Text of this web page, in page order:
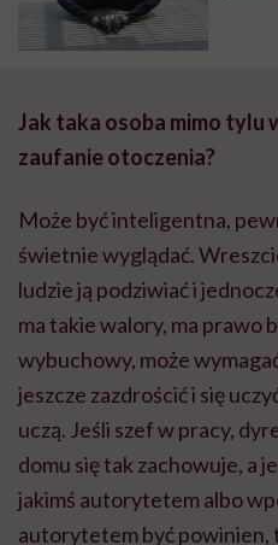
Jak taka osoba mimo tylu
zaufanie otoczenia?
Może być inteligentna,
świetnie wyglądać.
ludzie ją podziwiać i
ma takie walory, ma prawo
wybuchowy, może
jeszcze zazdrościć i się
uczą. Jeśli szef w pracy,
domu się tak zachowuje, a
jakimś autorytetem albo
autorytetem być powinien,